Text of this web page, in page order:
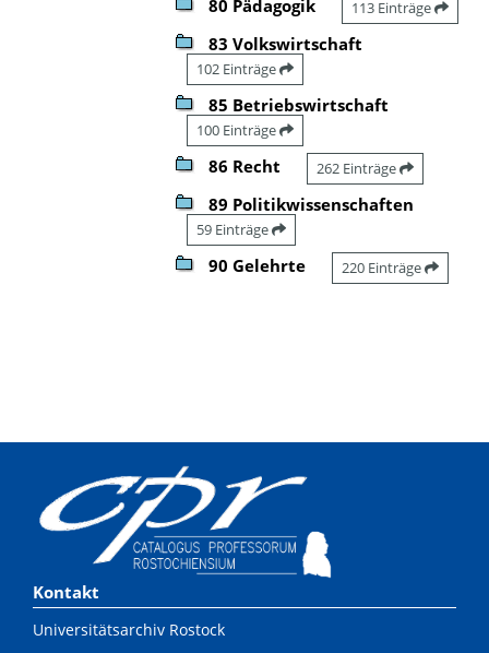
80 Pädagogik 113 Einträge
83 Volkswirtschaft
102 Einträge
85 Betriebswirtschaft
100 Einträge
86 Recht 262 Einträge
89 Politikwissenschaften
59 Einträge
90 Gelehrte 220 Einträge
Kontakt
Universitätsarchiv Rostock